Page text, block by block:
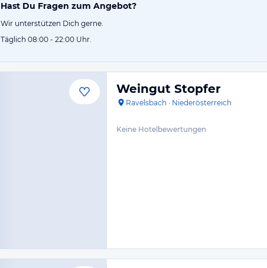
Hast Du Fragen zum Angebot?
Wir unterstützen Dich gerne.
Täglich 08:00 - 22:00 Uhr.
Weingut Stopfer
Ravelsbach · Niederösterreich
Keine Hotelbewertungen